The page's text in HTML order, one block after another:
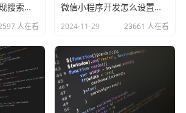
微信小程序怎么实现搜索功能
人在看
微信小程序开发怎么设置半透明按钮
2024-11-29 23661 人在看